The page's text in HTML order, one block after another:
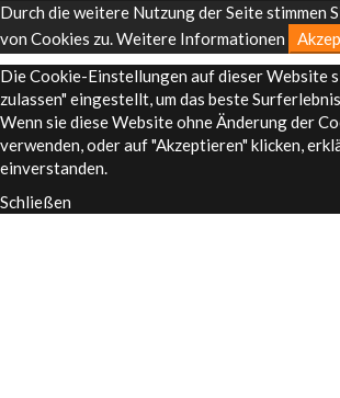
Durch die weitere Nutzung der Seite stimmen
von Cookies zu.Weitere Informationen
Die Cookie-Einstellungen auf dieser Website
zulassen" eingestellt, um das beste
Wenn sie diese Website ohne Änderung der
verwenden, oder auf "Akzeptieren" klicken,
einverstanden.
Schließen